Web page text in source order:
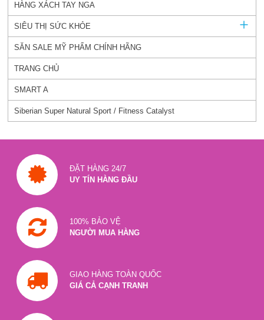
HÀNG XÁCH TAY NGA
SIÊU THỊ SỨC KHỎE
SĂN SALE MỸ PHẨM CHÍNH HÃNG
TRANG CHỦ
SMART A
Siberian Super Natural Sport / Fitness Catalyst
ĐẶT HÀNG 24/7
UY TÍN HÀNG ĐẦU
100% BẢO VỆ
NGƯỜI MUA HÀNG
GIAO HÀNG TOÀN QUỐC
GIÁ CẢ CẠNH TRANH